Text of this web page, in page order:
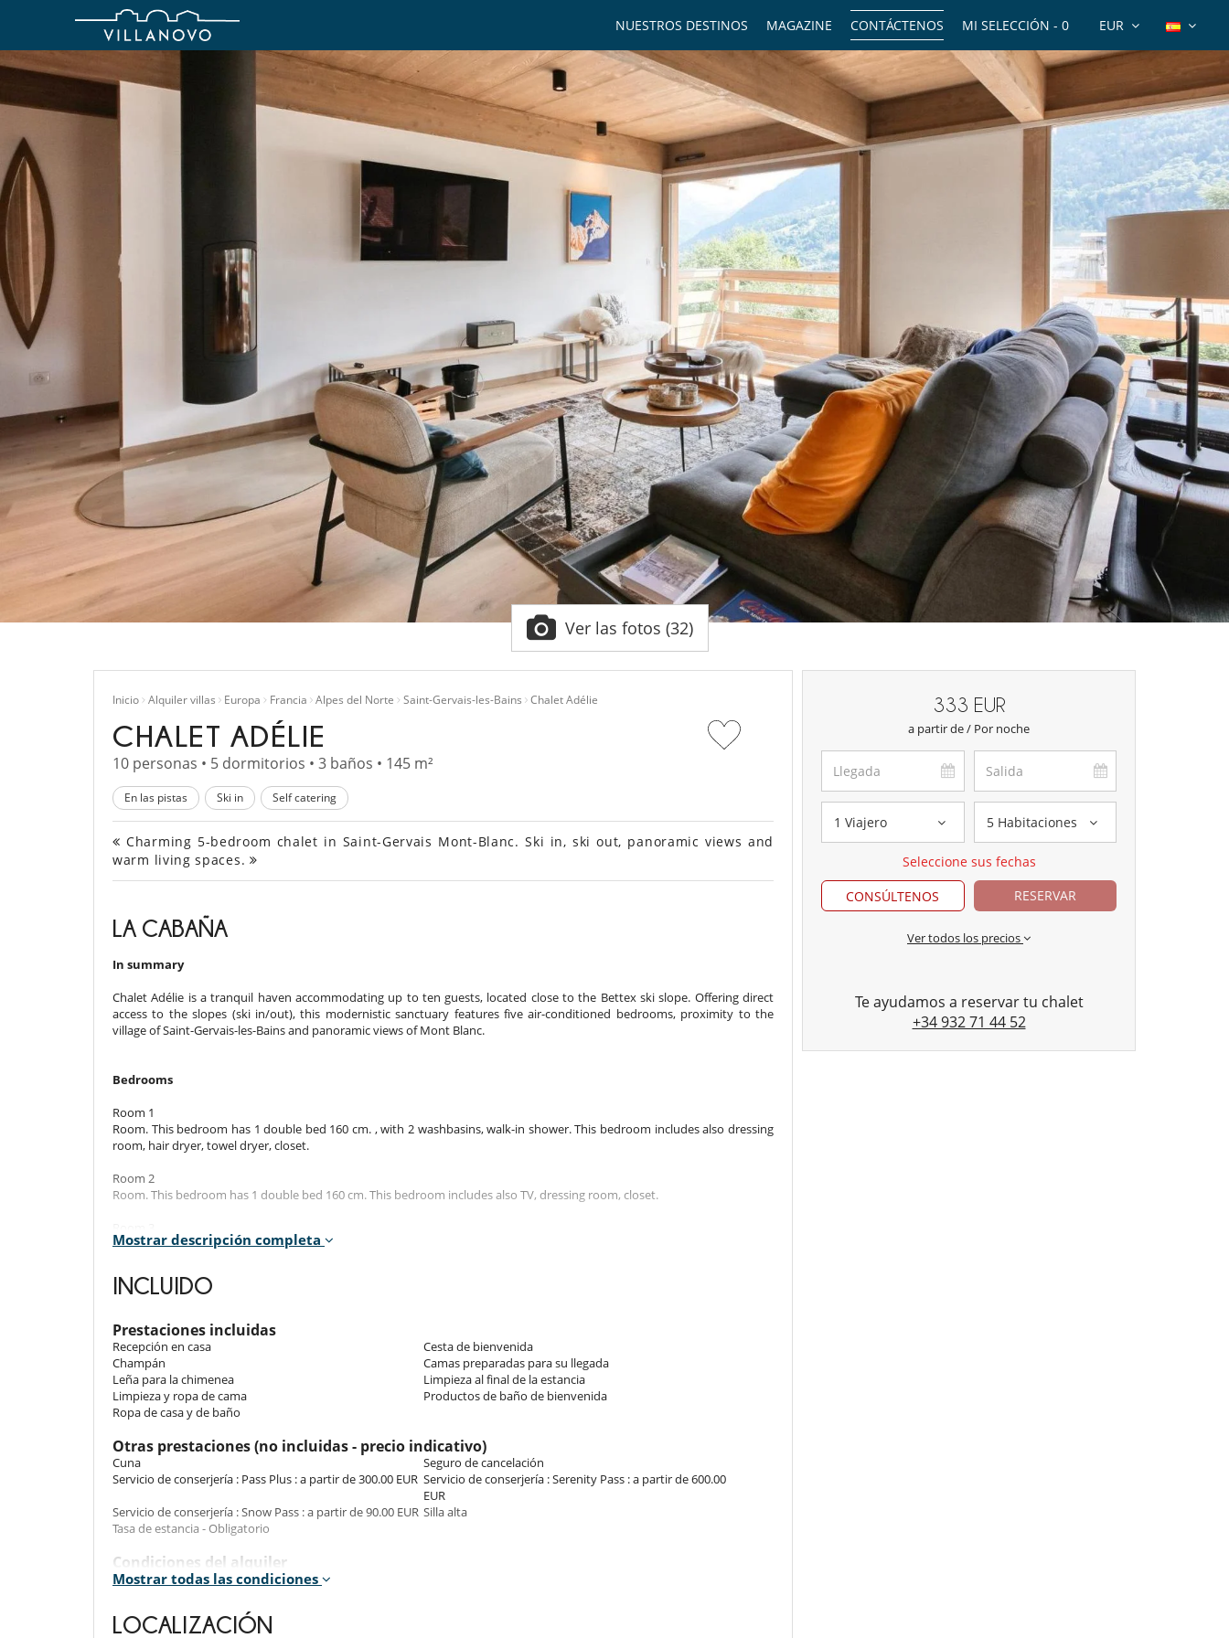
EUR
MI SELECCIÓN - 0
CONTÁCTENOS
MAGAZINE
NUESTROS DESTINOS
Ver las fotos (32)
Inicio Alquiler villas Europa Francia Alpes del Norte Saint-Gervais-les-Bains Chalet Adélie
CHALET ADÉLIE
10 personas • 5 dormitorios • 3 baños • 145 m²
En las pistas Ski in Self catering
Charming 5-bedroom chalet in Saint-Gervais Mont-Blanc. Ski in, ski out, panoramic views and
warm living spaces.
LA CABAÑA
In summary
Chalet Adélie is a tranquil haven accommodating up to ten guests, located close to the Bettex ski slope. Offering direct
access to the slopes (ski in/out), this modernistic sanctuary features five air-conditioned bedrooms, proximity to the
village of Saint-Gervais-les-Bains and panoramic views of Mont Blanc.
Bedrooms
Room 1
Room. This bedroom has 1 double bed 160 cm. , with 2 washbasins, walk-in shower. This bedroom includes also dressing
room, hair dryer, towel dryer, closet.
Room 2
Room. This bedroom has 1 double bed 160 cm. This bedroom includes also TV, dressing room, closet.
Room. This bedroom has 1 bunk beds 90 cm.
Room 4
Room, Ground level. This bedroom has 1 double bed 160 cm. This bedroom includes also TV, dressing room, balcony,
Room 5
Room, Ground level. This bedroom has 1 double bed 160 cm. This bedroom includes also TV, dressing room, closet.
Indoors
Inside, you'll discover a comfortable and modern living space with an open-plan kitchen facing large bay windows offering
breathtaking views of the surrounding nature. There are five elegantly furnished and decorated air-conditioned
bedrooms. The chalet also includes three private bathrooms.
Outdoors
From the chalet's windows and outdoor areas, enjoy exceptional views of Mont Blanc. Its optimal location on the slopes
surely adds interest for ski enthusiasts.
Staff & Services
Mostrar descripción completa
INCLUIDO
Prestaciones incluidas
Recepción en casa
Cesta de bienvenida
Champán
Camas preparadas para su llegada
Leña para la chimenea
Limpieza al final de la estancia
Limpieza y ropa de cama
Productos de baño de bienvenida
Ropa de casa y de baño
Otras prestaciones (no incluidas - precio indicativo)
Cuna
Seguro de cancelación
Servicio de conserjería : Pass Plus : a partir de 300.00 EUR Servicio de conserjería : Serenity Pass : a partir de 600.00
EUR
Servicio de conserjería : Snow Pass : a partir de 90.00 EUR Silla alta
Tasa de estancia - Obligatorio
Condiciones del alquiler
- Animales domésticos prohibidos
limpiar la vajilla antes de marcharse. Si el alojamiento se devuelve en un estado que requiera una limpieza anormalmente
excesiva, los gastos adicionales se deducirán de la fianza.
Mostrar todas las condiciones
LOCALIZACIÓN
333 EUR
a partir de / Por noche
1 Viajero 5 Habitaciones
Seleccione sus fechas
CONSÚLTENOS
RESERVAR
Ver todos los precios
Te ayudamos a reservar tu chalet
+34 932 71 44 52